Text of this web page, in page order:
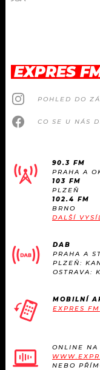
EXPRES
POHLED DO
CO SE U NÁS
90.3 FM
PRAHA A
103 FM
PLZEŇ
102.4 FM
BRNO
DALŠÍ
DAB
PRAHA A
PLZEŇ:
OSTRAVA:
MOBILNÍ
EXPRES FM
ONLINE NA
NEBO